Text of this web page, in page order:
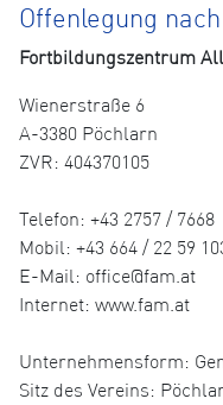
Offenlegung
Fortbildungszentrum
Wienerstraße 6
A-3380 Pöchlarn
ZVR: 404370105
Telefon: +43 2757 / 7668
Mobil: +43 664 / 22 59
E-Mail: office@fam.at
Internet: www.fam.at
Unternehmensform:
Sitz des Vereins: